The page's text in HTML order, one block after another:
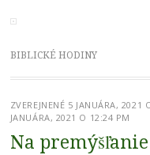
BIBLICKÉ HODINY
ZVEREJNENÉ 5 JANUÁRA, 2021
JANUÁRA, 2021 O 12:24 PM
Na